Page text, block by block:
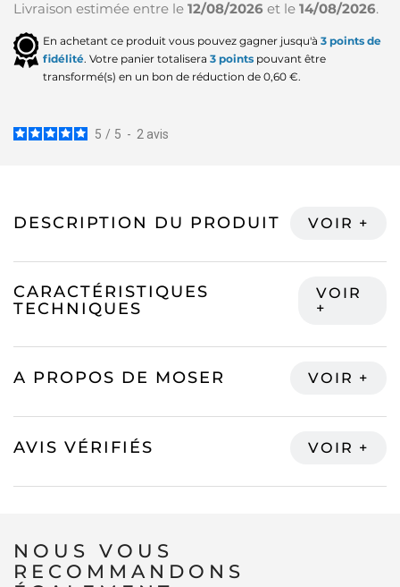
Livraison estimée entre le 12/08/2026 et le 14/08/2026.
En achetant ce produit vous pouvez gagner jusqu'à 3 points de
fidélité. Votre panier totalisera 3 points pouvant être
transformé(s) en un bon de réduction de 0,60 €.
5 / 5 - 2 avis
DESCRIPTION DU PRODUIT
CARACTÉRISTIQUES
TECHNIQUES
A PROPOS DE MOSER
AVIS VÉRIFIÉS
NOUS VOUS
RECOMMANDONS